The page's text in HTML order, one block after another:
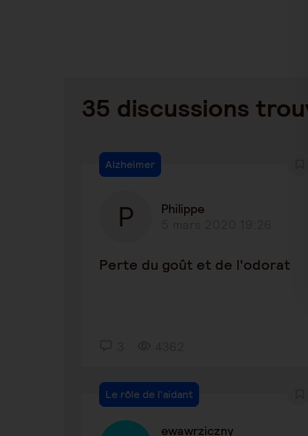
35 discussions
Alzheimer
Philippe
Perte du goût et de l'odorat
Le rôle de l'aidant
ewawrziczny